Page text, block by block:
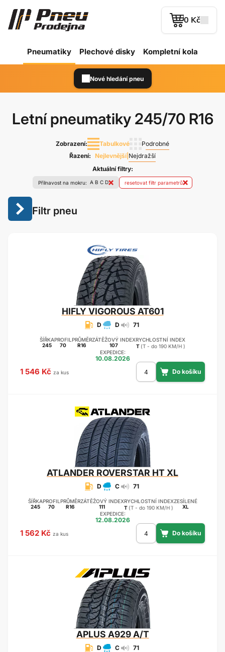
0 Kč
Pneumatiky Plechové disky Kompletní kola
Nové hledání pneu
Letní pneumatiky 245/70 R16
Zobrazení: Tabulkové
Podrobné
Řazení: Nejlevnější Nejdražší
Aktuální filtry:
Přilnavost na mokru: A B C D resetovat filtr parametrů
Filtr pneu
HIFLYVIGOROUS AT601
D D 71
ŠÍŘKA
245
PROFIL
70
PRŮMĚR
R16
ZÁTĚŽOVÝ INDEX
107
RYCHLOSTNÍ INDEX
T (T - do 190 KM/H )
EXPEDICE:
10.08.2026
1 546 Kč za kus
ATLANDER ROVERSTAR HT XL
D C 71
ŠÍŘKA
245
PROFIL
70
PRŮMĚR
R16
ZÁTĚŽOVÝ INDEX
111
RYCHLOSTNÍ INDEX
T (T - do 190 KM/H )
ZESÍLENÉ
XL
EXPEDICE:
12.08.2026
1 562 Kč za kus
APLUS A929 A/T
D C 71